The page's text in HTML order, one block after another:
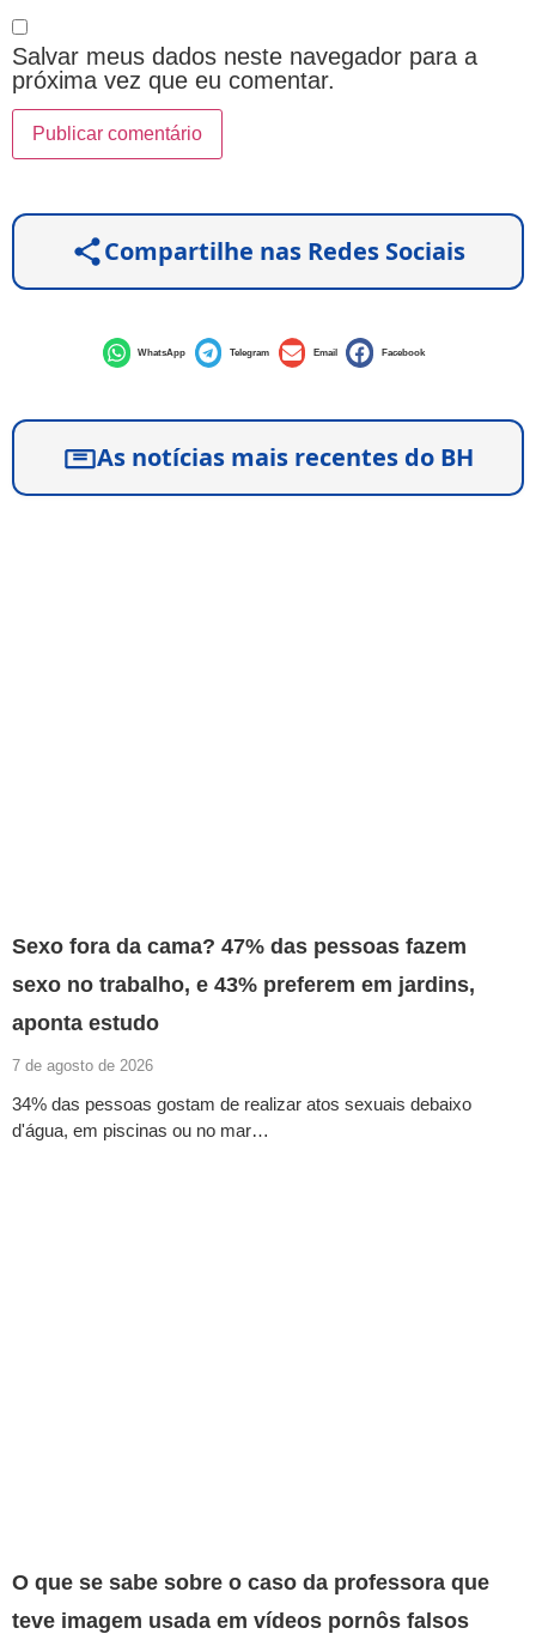
Salvar meus dados neste navegador para a
próxima vez que eu comentar.
Compartilhe nas Redes Sociais
WhatsApp Telegram Email Facebook
As notícias mais recentes do BH
Sexo fora da cama? 47% das pessoas fazem
sexo no trabalho, e 43% preferem em jardins,
aponta estudo
7 de agosto de 2026
34% das pessoas gostam de realizar atos sexuais debaixo
d'água, em piscinas ou no mar…
O que se sabe sobre o caso da professora que
teve imagem usada em vídeos pornôs falsos